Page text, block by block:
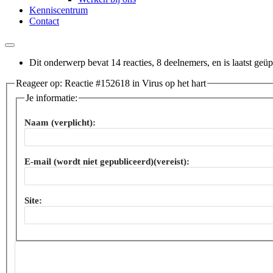
Kenniscentrum
Contact
Dit onderwerp bevat 14 reacties, 8 deelnemers, en is laatst
Reageer op: Reactie #152618 in Virus op het hart
Je informatie:
Naam (verplicht):
E-mail (wordt niet gepubliceerd)(vereist):
Site: